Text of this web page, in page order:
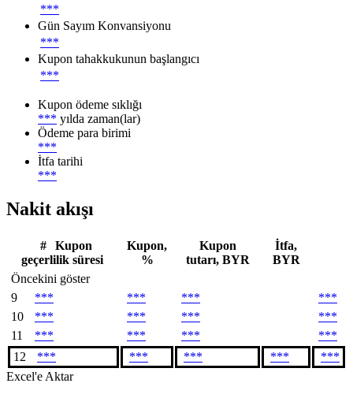
***
Gün Sayım Konvansiyonu
***
Kupon tahakkukunun başlangıcı
***
Kupon ödeme sıklığı
*** yılda zaman(lar)
Ödeme para birimi
***
İtfa tarihi
***
Nakit akışı
#
Kupon
geçerlilik süresi
Kupon,
%
Kupon
tutarı, BYR
İtfa,
BYR
Öncekini göster
9
*** *** ***
***
10
*** *** ***
***
11
*** *** ***
***
12
*** *** *** ***
***
Excel'e Aktar